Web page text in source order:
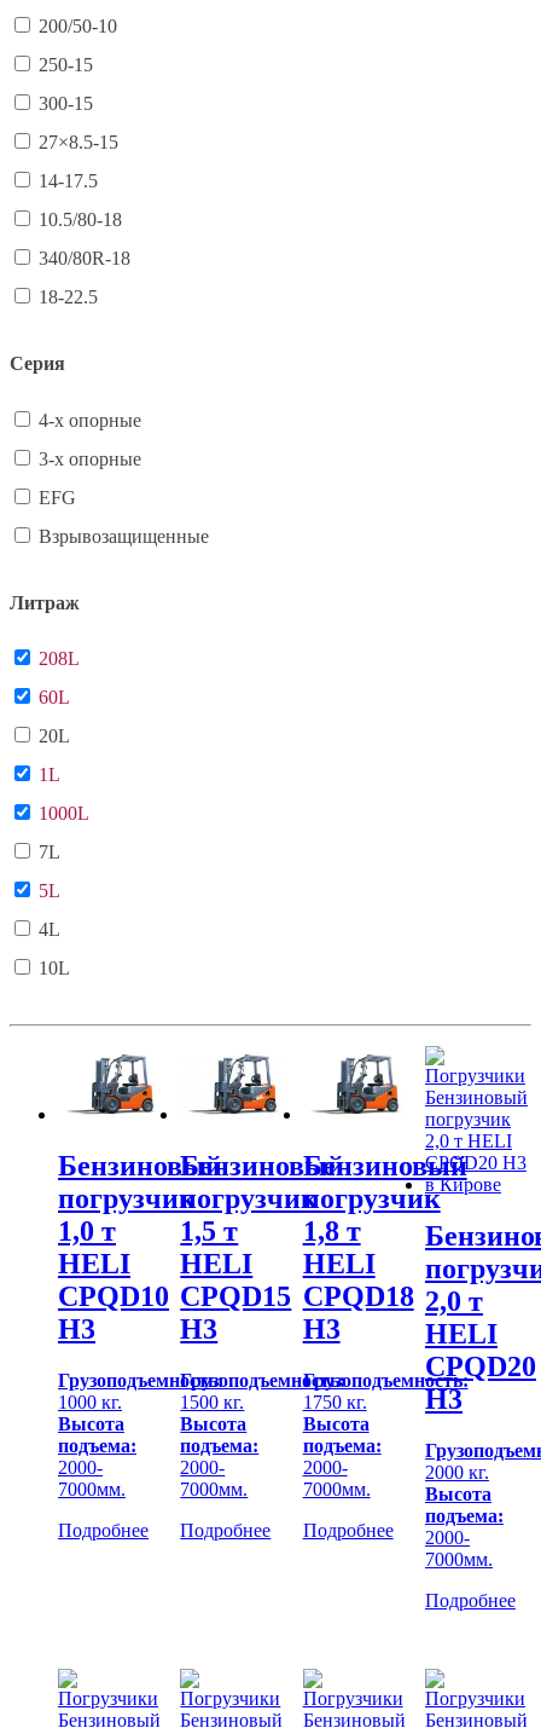
200/50-10
250-15
300-15
27×8.5-15
14-17.5
10.5/80-18
340/80R-18
18-22.5
Серия
4-х опорные
3-х опорные
EFG
Взрывозащищенные
Литраж
208L
60L
20L
1L
1000L
7L
5L
4L
10L
Бензиновый
погрузчик
1,0 т
HELI
CPQD10
H3
Грузоподъемность:
1000 кг.
Высота
подъема:
2000-
7000мм.
Подробнее
Бензиновый
погрузчик
1,5 т
HELI
CPQD15
H3
Грузоподъемность:
1500 кг.
Высота
подъема:
2000-
7000мм.
Подробнее
Бензиновый
погрузчик
1,8 т
HELI
CPQD18
H3
Грузоподъемность:
1750 кг.
Высота
подъема:
2000-
7000мм.
Подробнее
2,0 т
HELI
CPQD20
H3
2000 кг.
Высота
подъема:
2000-
7000мм.
Подробнее